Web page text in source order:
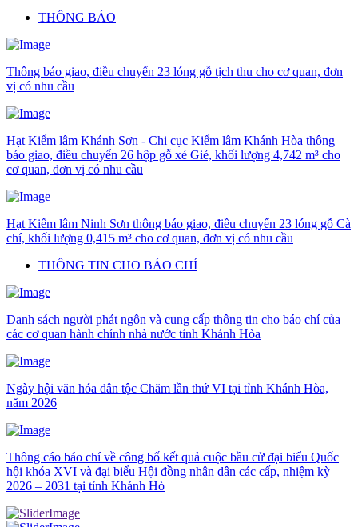
THÔNG BÁO
Thông báo giao, điều chuyển 23 lóng gỗ tịch thu cho cơ quan, đơn
vị có nhu cầu
Hạt Kiểm lâm Khánh Sơn - Chi cục Kiểm lâm Khánh Hòa thông
báo giao, điều chuyển 26 hộp gỗ xẻ Giẻ, khối lượng 4,742 m³ cho
cơ quan, đơn vị có nhu cầu
Hạt Kiểm lâm Ninh Sơn thông báo giao, điều chuyển 23 lóng gỗ Cà
chí, khối lượng 0,415 m³ cho cơ quan, đơn vị có nhu cầu
THÔNG TIN CHO BÁO CHÍ
Danh sách người phát ngôn và cung cấp thông tin cho báo chí của
các cơ quan hành chính nhà nước tỉnh Khánh Hòa
Ngày hội văn hóa dân tộc Chăm lần thứ VI tại tỉnh Khánh Hòa,
năm 2026
Thông cáo báo chí về công bố kết quả cuộc bầu cử đại biểu Quốc
hội khóa XVI và đại biểu Hội đồng nhân dân các cấp, nhiệm kỳ
2026 – 2031 tại tỉnh Khánh Hò